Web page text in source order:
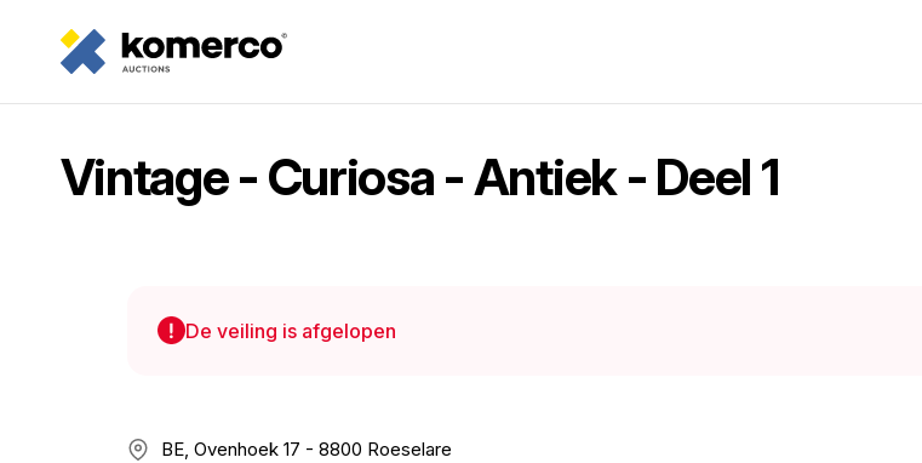
Vintage - Curiosa - Antiek - Deel 1
De veiling is afgelopen
BE, Ovenhoek 17 - 8800 Roeselare